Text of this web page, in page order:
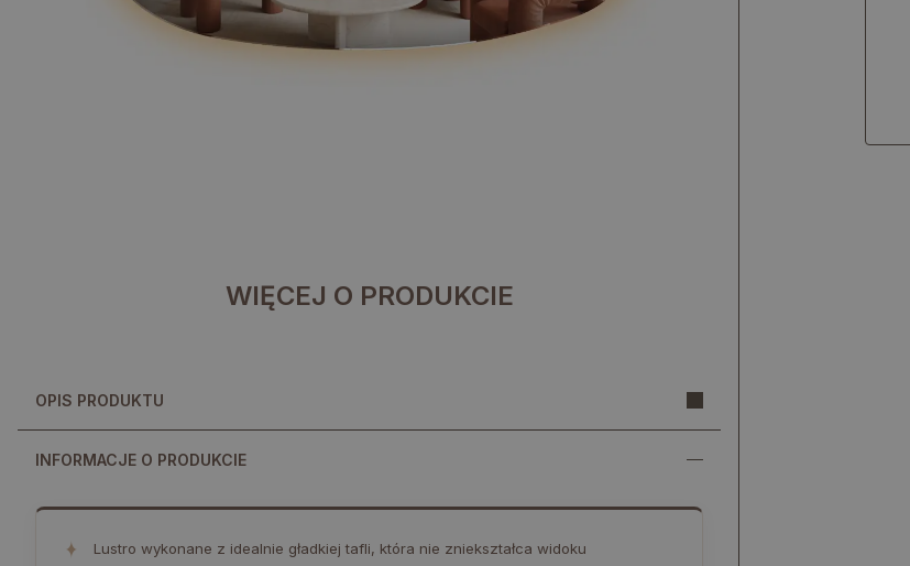
WIĘCEJ O PRODUKCIE
OPIS PRODUKTU
INFORMACJE O PRODUKCIE
✦ Lustro wykonane z idealnie gładkiej tafli, która nie zniekształca widoku